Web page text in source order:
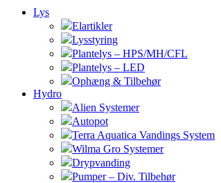
Lys
Elartikler
Lysstyring
Plantelys – HPS/MH/CFL
Plantelys – LED
Ophæng & Tilbehør
Hydro
Alien Systemer
Autopot
Terra Aquatica Vandings System
Wilma Gro Systemer
Drypvanding
Pumper – Div. Tilbehør